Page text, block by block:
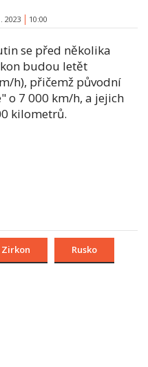
2023 10:00
se před několika
budou letět
h), přičemž původní
o 7 000 km/h, a jejich
kilometrů.
Zirkon Rusko